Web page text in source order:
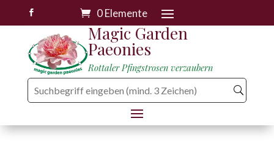
 0 Elemente
Magic Garden
Paeonies
Rottaler Pfingstrosen verzaubern